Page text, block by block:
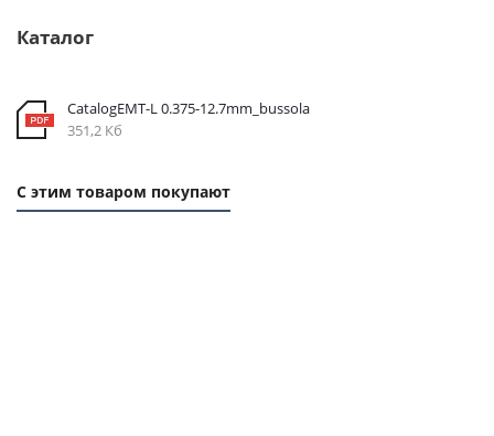
Каталог
CatalogEMT-L 0.375-12.7mm_bussola
351,2 Кб
С этим товаром покупают